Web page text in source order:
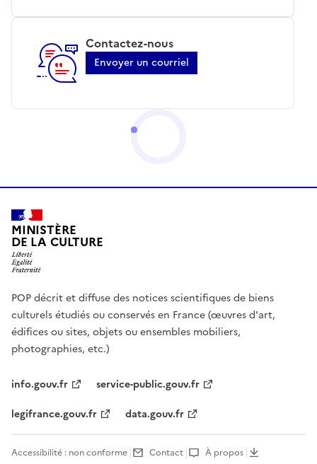
Contactez-nous
Envoyer un courriel
MINISTÈRE
DE LA CULTURE
POP décrit et diffuse des notices scientifiques de biens
culturels étudiés ou conservés en France (œuvres d'art,
édifices ou sites, objets ou ensembles mobiliers,
photographies, etc.)
info.gouv.fr
service-public.gouv.fr
legifrance.gouv.fr
data.gouv.fr
Accessibilité : non conforme Contact À propos